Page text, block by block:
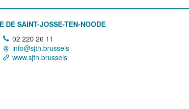
DE SAINT-JOSSE-TEN-NOODE
02 220 26 11
info@sjtn.brussels
www.sjtn.brussels